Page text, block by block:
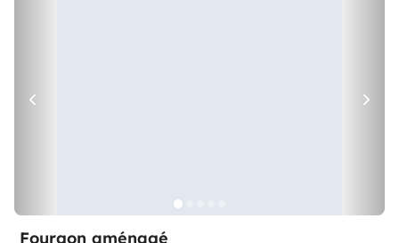
Fourgon aménagé